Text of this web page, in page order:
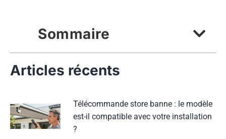
Sommaire
Articles récents
Télécommande store banne : le modèle
est-il compatible avec votre installation
?